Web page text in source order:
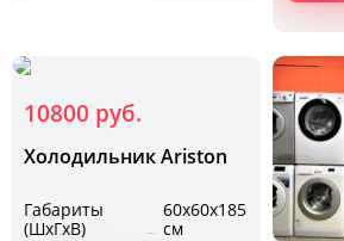
10800 руб.
Холодильник Ariston
Габариты
(ШхГхВ)
60х60х185
см